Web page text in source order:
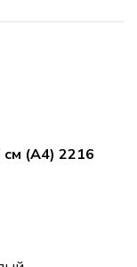
см (А4) 2216